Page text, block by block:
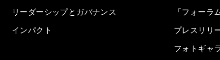
リーダーシップとガバナンス
インパクト
「フォーラ
プレスリリ
フォトギャ